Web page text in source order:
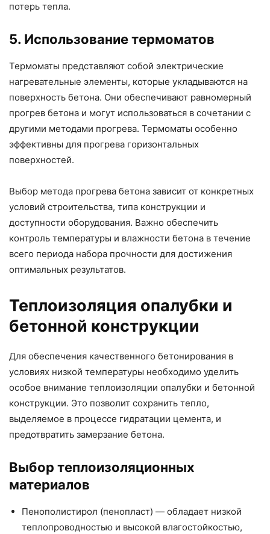
потерь тепла.
5. Использование термоматов
Термоматы представляют собой электрические
нагревательные элементы, которые укладываются на
поверхность бетона. Они обеспечивают равномерный
прогрев бетона и могут использоваться в сочетании с
другими методами прогрева. Термоматы особенно
эффективны для прогрева горизонтальных
поверхностей.
Выбор метода прогрева бетона зависит от конкретных
условий строительства, типа конструкции и
доступности оборудования. Важно обеспечить
контроль температуры и влажности бетона в течение
всего периода набора прочности для достижения
оптимальных результатов.
Теплоизоляция опалубки и
бетонной конструкции
Для обеспечения качественного бетонирования в
условиях низкой температуры необходимо уделить
особое внимание теплоизоляции опалубки и бетонной
конструкции. Это позволит сохранить тепло,
выделяемое в процессе гидратации цемента, и
предотвратить замерзание бетона.
Выбор теплоизоляционных
материалов
Пенополистирол (пенопласт) — обладает низкой
теплопроводностью и высокой влагостойкостью,